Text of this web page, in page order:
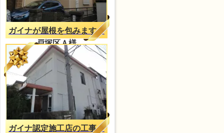
ガイナが屋根を包みます。
戸塚区Ａ様
ガイナ認定施工店の工事